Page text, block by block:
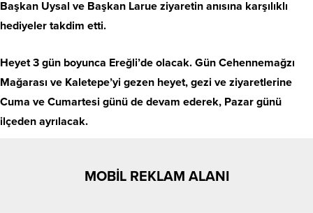
Başkan Uysal ve Başkan Larue ziyaretin anısına karşılıklı
hediyeler takdim etti.
Heyet 3 gün boyunca Ereğli’de olacak. Gün Cehennemağzı
Mağarası ve Kaletepe’yi gezen heyet, gezi ve ziyaretlerine
Cuma ve Cumartesi günü de devam ederek, Pazar günü
ilçeden ayrılacak.
MOBİL REKLAM ALANI